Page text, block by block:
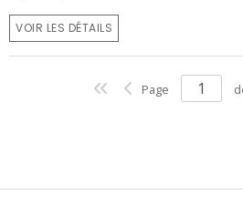
VOIR LES DÉTAILS
Page